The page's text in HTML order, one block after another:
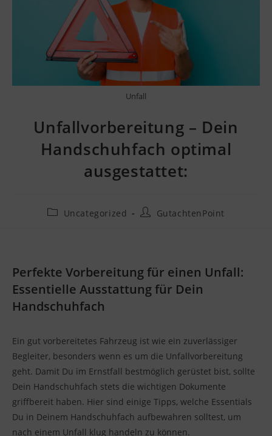
Unfall
Unfallvorbereitung – Dein
Handschuhfach optimal
ausgestattet:
Uncategorized GutachtenPoint
Perfekte Vorbereitung für einen Unfall:
Essentielle Ausstattung für Dein
Handschuhfach
Ein gut vorbereitetes Fahrzeug ist wie ein zuverlässiger
Begleiter, besonders wenn es um die Unfallvorbereitung
geht. Damit Du im Ernstfall bestmöglich gerüstet bist, sollte
Dein Handschuhfach stets die wichtigen Dokumente
griffbereit haben. Hier sind einige Tipps, welche Essentials
Du in Deinem Handschuhfach aufbewahren solltest, um
nach einem Unfall klug handeln zu können.